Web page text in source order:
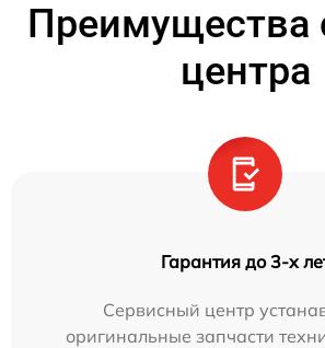
Преимущества
центра
Гарантия до 3-х
Сервисный центр
оригинальные запчасти